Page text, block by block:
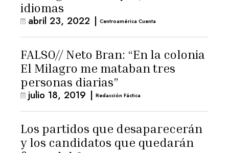
idiomas
abril 23, 2022 | Centroamérica Cuenta
FALSO// Neto Bran: “En la colonia
El Milagro me mataban tres
personas diarias”
julio 18, 2019 | Redacción Fáctica
Los partidos que desaparecerán
y los candidatos que quedarán